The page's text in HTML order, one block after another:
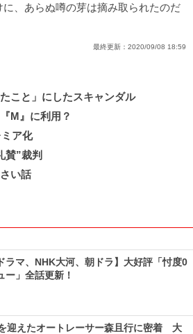
、あらぬ噂の芽は摘み取られたのだ
最終更新： 2020/09/08 18:59
こと」にしたスキャンダル
M』に利用？
ア化
賛”裁判
い話
ラマ、NHK大河、朝ドラ】大好評「忖度0
ー」全話更新！
迎えたオートレーサー森且行に密着 大